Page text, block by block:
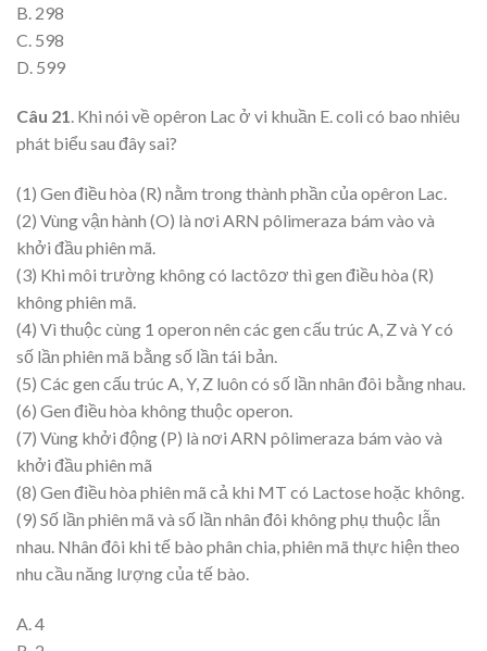
B. 298
C. 598
D. 599
Câu 21. Khi nói về opêron Lac ở vi khuần E. coli có bao nhiêu
phát biểu sau đây sai?
(1) Gen điều hòa (R) nằm trong thành phần của opêron Lac.
(2) Vùng vận hành (O) là nơi ARN pôlimeraza bám vào và
khởi đầu phiên mã.
(3) Khi môi trường không có lactôzơ thì gen điều hòa (R)
không phiên mã.
(4) Vì thuộc cùng 1 operon nên các gen cấu trúc A, Z và Y có
số lần phiên mã bằng số lần tái bản.
(5) Các gen cấu trúc A, Y, Z luôn có số lần nhân đôi bằng nhau.
(6) Gen điều hòa không thuộc operon.
(7) Vùng khởi động (P) là nơi ARN pôlimeraza bám vào và
khởi đầu phiên mã
(8) Gen điều hòa phiên mã cả khi MT có Lactose hoặc không.
(9) Số lần phiên mã và số lần nhân đôi không phụ thuộc lẫn
nhau. Nhân đôi khi tế bào phân chia, phiên mã thực hiện theo
nhu cầu năng lượng của tế bào.
A. 4